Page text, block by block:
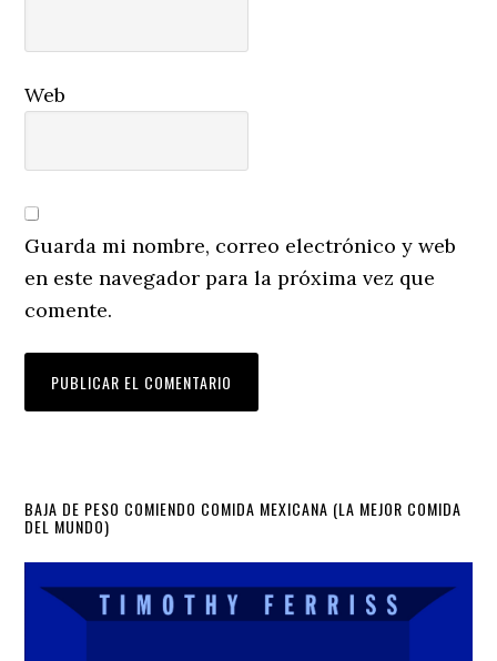
Web
Guarda mi nombre, correo electrónico y web
en este navegador para la próxima vez que
comente.
Primary
Sidebar
BAJA DE PESO COMIENDO COMIDA MEXICANA (LA MEJOR COMIDA
DEL MUNDO)